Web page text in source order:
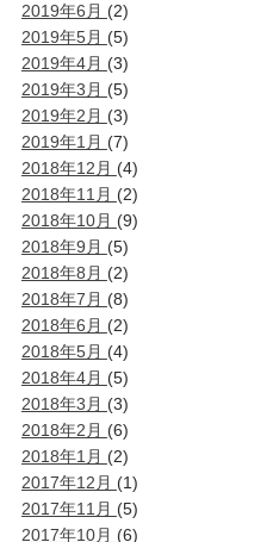
2019年6月 (2)
2019年5月 (5)
2019年4月 (3)
2019年3月 (5)
2019年2月 (3)
2019年1月 (7)
2018年12月 (4)
2018年11月 (2)
2018年10月 (9)
2018年9月 (5)
2018年8月 (2)
2018年7月 (8)
2018年6月 (2)
2018年5月 (4)
2018年4月 (5)
2018年3月 (3)
2018年2月 (6)
2018年1月 (2)
2017年12月 (1)
2017年11月 (5)
2017年10月 (6)